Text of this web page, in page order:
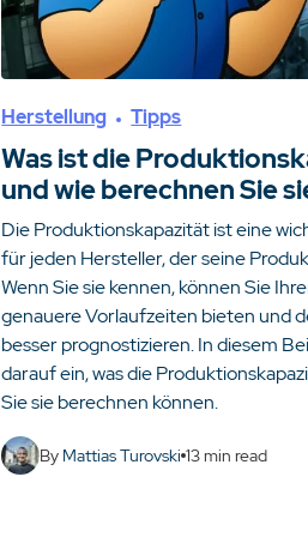
Herstellung Tipps
Was ist die
und wie berechnen Sie
Die Produktionskapazität ist eine
für jeden Hersteller, der seine
Wenn Sie sie kennen, können Sie
genauere Vorlaufzeiten bieten und
besser prognostizieren. In diesem
darauf ein, was die
Sie sie berechnen können.
By Mattias Turovski 13min read